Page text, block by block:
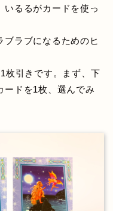
いるるがカードを使っ
ラブになるためのヒ
枚引きです。まず、下
ードを1枚、選んでみ